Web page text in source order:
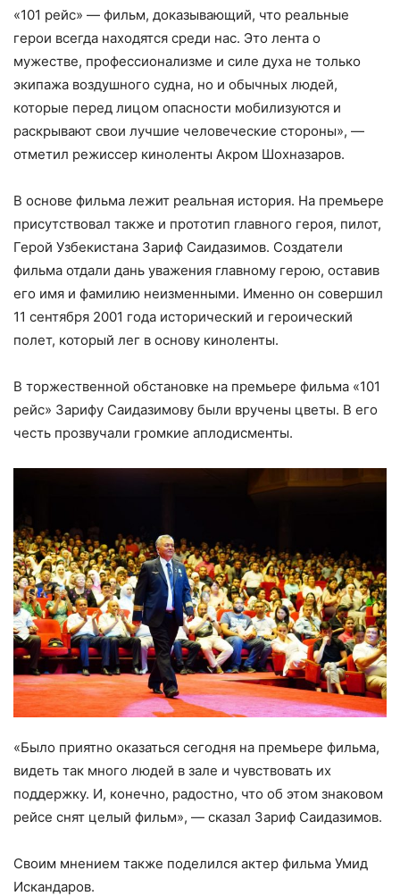
«101 рейс» — фильм, доказывающий, что реальные
герои всегда находятся среди нас. Это лента о
мужестве, профессионализме и силе духа не только
экипажа воздушного судна, но и обычных людей,
которые перед лицом опасности мобилизуются и
раскрывают свои лучшие человеческие стороны», —
отметил режиссер киноленты Акром Шохназаров.
В основе фильма лежит реальная история. На премьере
присутствовал также и прототип главного героя, пилот,
Герой Узбекистана Зариф Саидазимов. Создатели
фильма отдали дань уважения главному герою, оставив
его имя и фамилию неизменными. Именно он совершил
11 сентября 2001 года исторический и героический
полет, который лег в основу киноленты.
В торжественной обстановке на премьере фильма «101
рейс» Зарифу Саидазимову были вручены цветы. В его
честь прозвучали громкие аплодисменты.
«Было приятно оказаться сегодня на премьере фильма,
видеть так много людей в зале и чувствовать их
поддержку. И, конечно, радостно, что об этом знаковом
рейсе снят целый фильм», — сказал Зариф Саидазимов.
Своим мнением также поделился актер фильма Умид
Искандаров.